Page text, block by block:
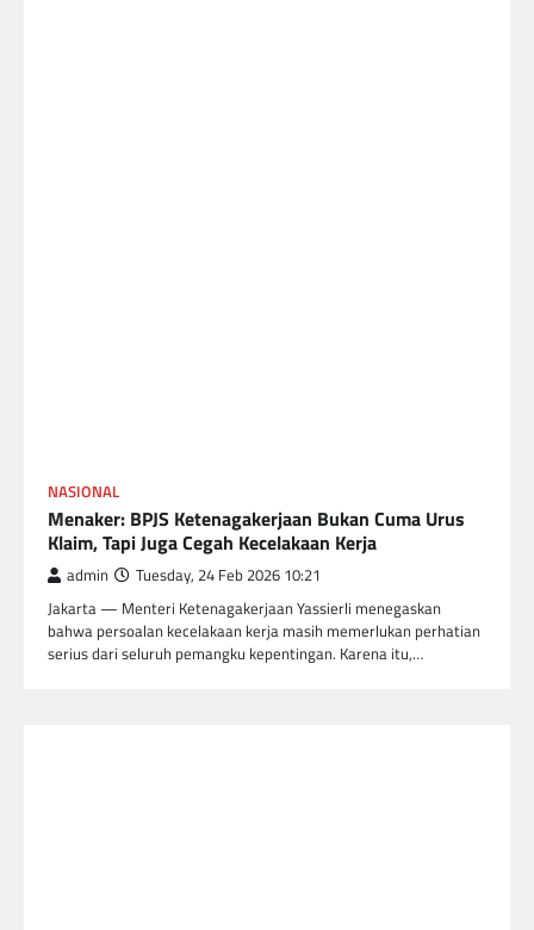
NASIONAL
Menaker: BPJS Ketenagakerjaan Bukan Cuma Urus
Klaim, Tapi Juga Cegah Kecelakaan Kerja
admin Tuesday, 24 Feb 2026 10:21
Jakarta — Menteri Ketenagakerjaan Yassierli menegaskan
bahwa persoalan kecelakaan kerja masih memerlukan perhatian
serius dari seluruh pemangku kepentingan. Karena itu,…